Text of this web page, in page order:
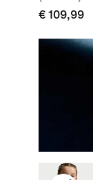
€ 109,99